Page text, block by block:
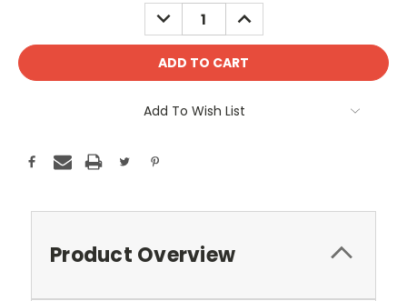
DECREASE
QUANTITY:
INCREASE
QUANTITY:
Add To Wish List
Product Overview